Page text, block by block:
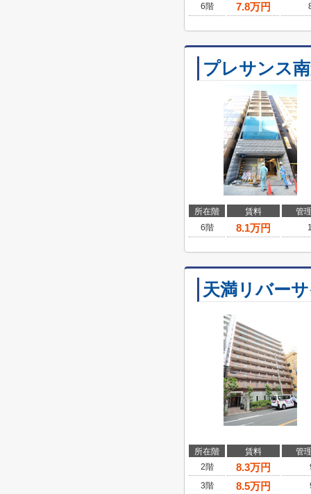
6階 7.8万円
プレサンス
所在階 賃料
管
6階
8.1万円
天満リバー
所在階 賃料
管
2階
8.3万円
3階
8.5万円